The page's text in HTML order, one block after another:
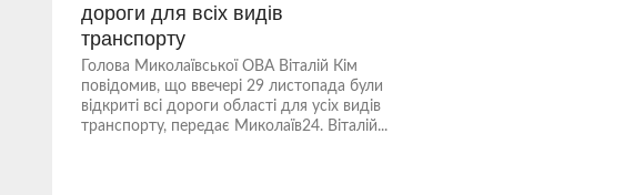
дороги для всіх видів
транспорту
Голова Миколаївської ОВА Віталій Кім
повідомив, що ввечері 29 листопада були
відкриті всі дороги області для усіх видів
транспорту, передає Миколаїв24. Віталій...